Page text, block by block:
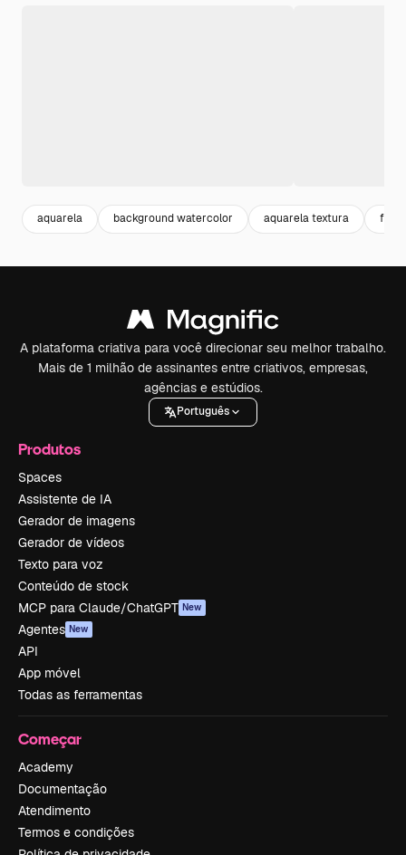
aquarela background watercolor aquarela textura
A plataforma criativa para você direcionar seu melhor trabalho.
Mais de 1 milhão de assinantes entre criativos, empresas,
agências e estúdios.
Português
Produtos
Spaces
Assistente de IA
Gerador de imagens
Gerador de vídeos
Texto para voz
Conteúdo de stock
MCP para Claude/ChatGPT New
Agentes New
API
App móvel
Todas as ferramentas
Começar
Academy
Documentação
Atendimento
Termos e condições